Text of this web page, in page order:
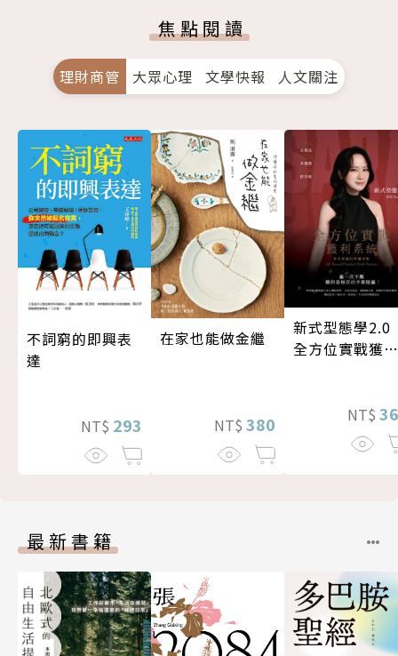
焦點閱讀
理財商管 大眾心理 文學快報 人文關注
不詞窮的即興表
達
NT$ 293
在家也能做金繼
NT$ 380
新式型態學
全方位實戰獲利
NT$
最新書籍